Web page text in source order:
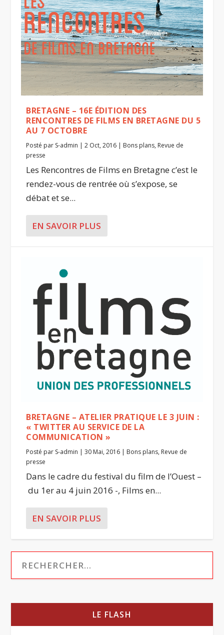
BRETAGNE – 16E ÉDITION DES
RENCONTRES DE FILMS EN BRETAGNE DU 5
AU 7 OCTOBRE
Posté par S-admin |2 Oct, 2016 | Bons plans, Revue de
presse
Les Rencontres de Films en Bretagne c’est le
rendez-vous de rentrée où s’expose, se
débat et se...
EN SAVOIR PLUS
BRETAGNE – ATELIER PRATIQUE LE 3 JUIN :
« TWITTER AU SERVICE DE LA
COMMUNICATION »
Posté par S-admin |30 Mai, 2016 | Bons plans, Revue de
presse
Dans le cadre du festival du film de l’Ouest –
du 1er au 4 juin 2016 -, Films en...
EN SAVOIR PLUS
LE FLASH